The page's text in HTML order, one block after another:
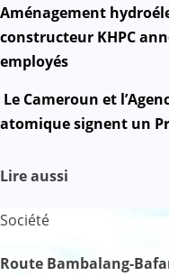
Mail
N
a
v
i
g
a
Aménagement
constructeur KHPC
employés
Le Cameroun et
atomique signent un
Lire aussi
Société
Route Bambalang-